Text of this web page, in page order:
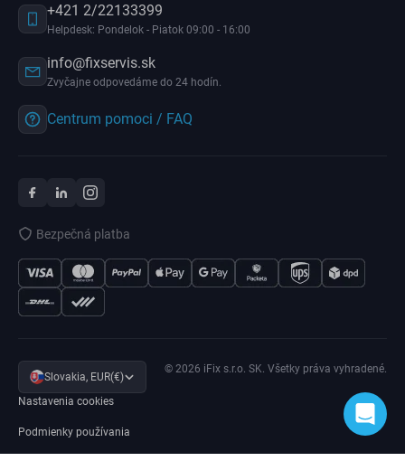
+421 2/22133399
Helpdesk: Pondelok - Piatok 09:00 - 16:00
info@fixservis.sk
Zvyčajne odpovedáme do 24 hodín.
Centrum pomoci / FAQ
Bezpečná platba
Slovakia, EUR(€)
Nastavenia cookies
Podmienky používania
© 2026 iFix s.r.o. SK. Všetky práva vyhradené.